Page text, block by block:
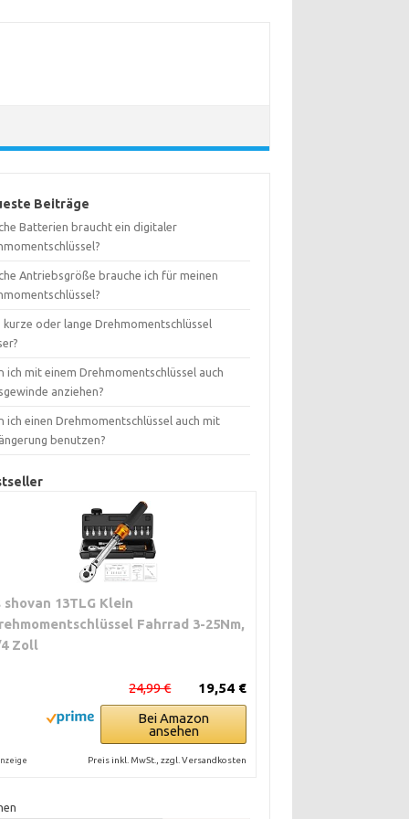
Beiträge
Batterien braucht ein digitaler
Antriebsgröße brauche ich für meinen
kurze oder lange Drehmomentschlüssel
ich mit einem Drehmomentschlüssel auch
anziehen?
ich einen Drehmomentschlüssel auch mit
benutzen?
shovan 13TLG Klein
Fahrrad 3-25Nm,
Zoll
19,54 €
24,99 €
Bei Amazon
ansehen
Preis inkl. MwSt., zzgl. Versandkosten